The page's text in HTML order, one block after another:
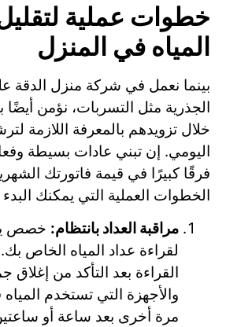
خطوات عملية
المياه في المنزل
بينما نعمل في شركة منزل الدقة
الجذرية مثل التسربات، نؤمن أيضًا
خلال تزويدهم بالمعرفة اللازمة
اليومي. إن تبني عادات بسيطة
فرقًا كبيرًا في قيمة فاتورتك
الخطوات العملية التي يمكنك
مراقبة العداد بانتظام: خصص
لقراءة عداد المياه الخاص
القراءة بعد التأكد من إغلاق
والأجهزة التي تستخدم
مرة أخرى بعد ساعة أو